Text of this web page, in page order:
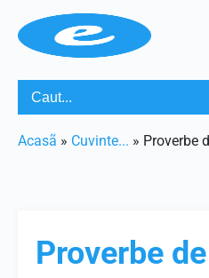
Acasã » Cuvinte... » Proverbe
Proverbe de